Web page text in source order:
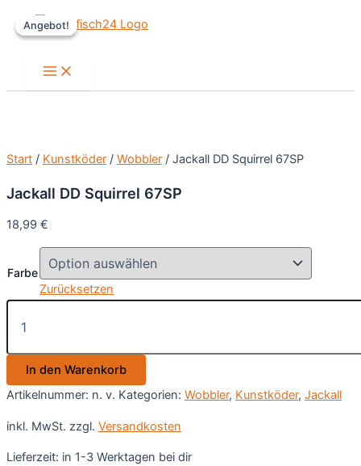
Inhalt
Main
Menu
Start / Kunstköder / Wobbler / Jackall DD Squirrel 67SP
Jackall DD Squirrel 67SP
18,99 €
Farbe
Zurücksetzen
Jackall
67SP
MengeIn den Warenkorb
Artikelnummer: n. v. Kategorien: Wobbler, Kunstköder, Jackall
inkl. MwSt. zzgl. Versandkosten
Lieferzeit: in 1-3 Werktagen bei dir
Angebot!
Angebot!